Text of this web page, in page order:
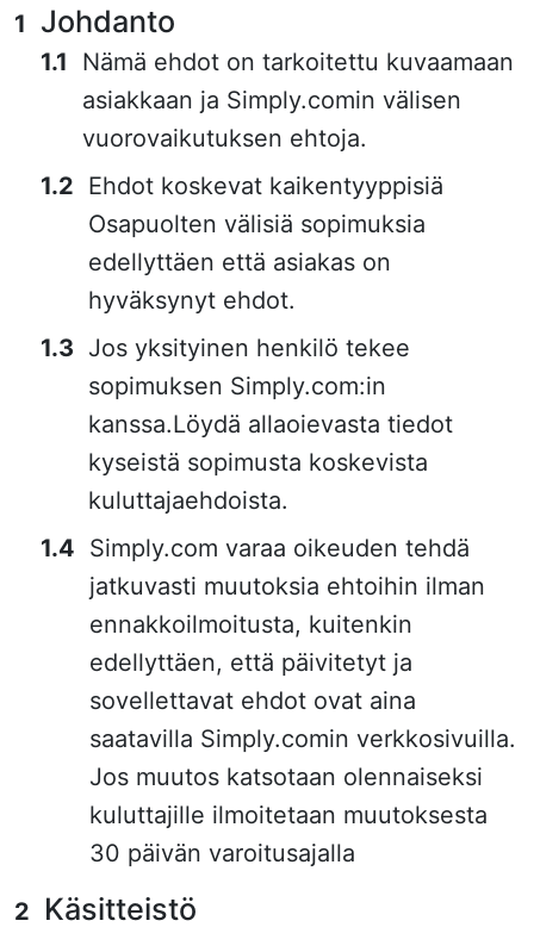
Johdanto
Nämä ehdot on tarkoitettu kuvaamaan
asiakkaan ja Simply.comin välisen
vuorovaikutuksen ehtoja.
Ehdot koskevat kaikentyyppisiä
Osapuolten välisiä sopimuksia
edellyttäen että asiakas on
hyväksynyt ehdot.
Jos yksityinen henkilö tekee
sopimuksen Simply.com:in
kanssa.Löydä allaoievasta tiedot
kyseistä sopimusta koskevista
kuluttajaehdoista.
Simply.com varaa oikeuden tehdä
jatkuvasti muutoksia ehtoihin ilman
ennakkoilmoitusta, kuitenkin
edellyttäen, että päivitetyt ja
sovellettavat ehdot ovat aina
saatavilla Simply.comin verkkosivuilla.
Jos muutos katsotaan olennaiseksi
kuluttajille ilmoitetaan muutoksesta
30 päivän varoitusajalla
Käsitteistö